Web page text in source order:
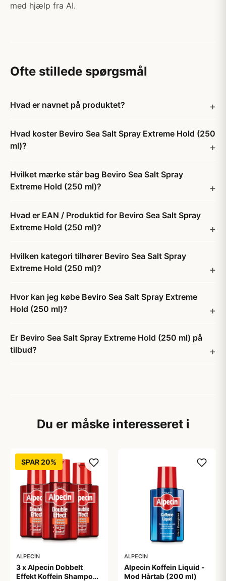
med hjælp fra AI.
Ofte stillede spørgsmål
Hvad er navnet på produktet?
Hvad koster Beviro Sea Salt Spray Extreme Hold (250
ml)?
Hvilket mærke står bag Beviro Sea Salt Spray
Extreme Hold (250 ml)?
Hvad er EAN / Produktid for Beviro Sea Salt Spray
Extreme Hold (250 ml)?
Hvilken kategori tilhører Beviro Sea Salt Spray
Extreme Hold (250 ml)?
Hvor kan jeg købe Beviro Sea Salt Spray Extreme
Hold (250 ml)?
Er Beviro Sea Salt Spray Extreme Hold (250 ml) på
tilbud?
Du er måske interesseret i
SPAR 20%
ALPECIN
3 x Alpecin Dobbelt
Effekt Koffein Shampoo
ALPECIN
Alpecin Koffein Liquid -
Mod Hårtab (200 ml)